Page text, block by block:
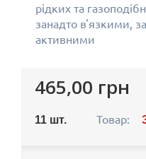
рідких та
занадто в'язкими,
активними
465,00 грн
11 шт. Товар: